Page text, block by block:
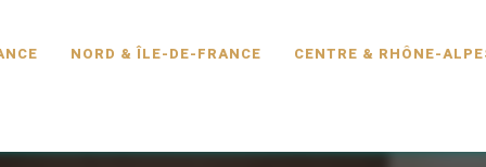
NORD & ÎLE-DE-FRANCE CENTRE & RHÔNE-